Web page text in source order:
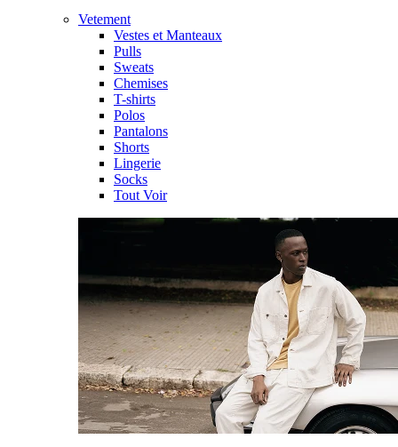
Vetement
Vestes et Manteaux
Pulls
Sweats
Chemises
T-shirts
Polos
Pantalons
Shorts
Lingerie
Socks
Tout Voir